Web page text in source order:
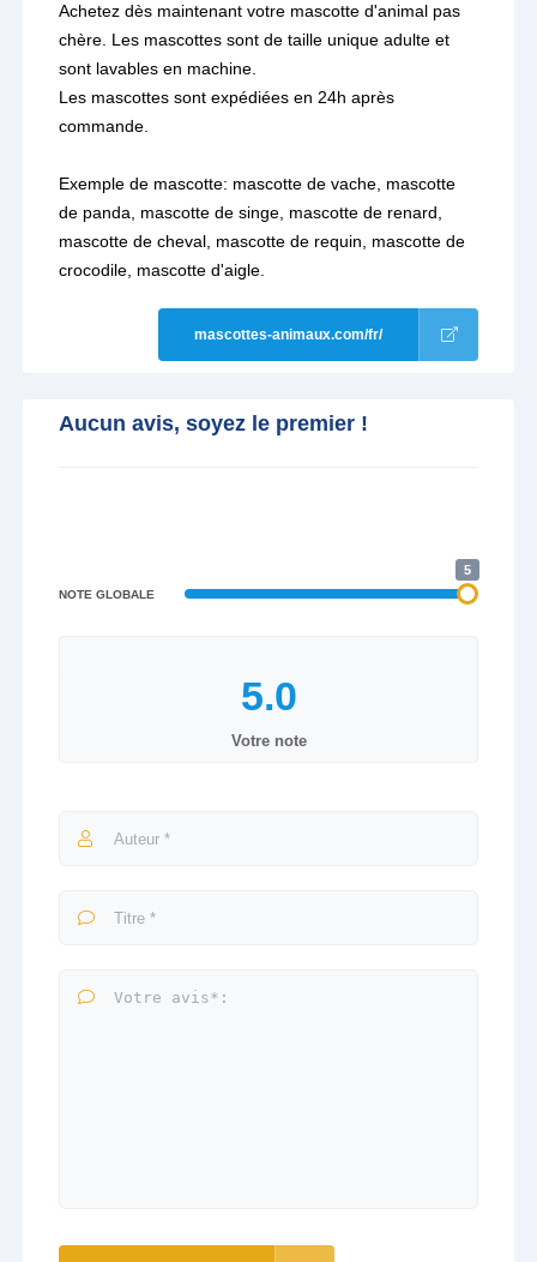
Achetez dès maintenant votre mascotte d'animal pas
chère. Les mascottes sont de taille unique adulte et
sont lavables en machine.
Les mascottes sont expédiées en 24h après
commande.
Exemple de mascotte: mascotte de vache, mascotte
de panda, mascotte de singe, mascotte de renard,
mascotte de cheval, mascotte de requin, mascotte de
crocodile, mascotte d'aigle.
mascottes-animaux.com/fr/
Aucun avis, soyez le premier !
NOTE GLOBALE
5
Votre note